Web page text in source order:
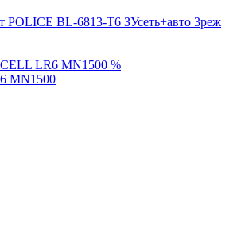
POLICE BL-6813-T6 ЗУсеть+авто 3реж
%
MN1500